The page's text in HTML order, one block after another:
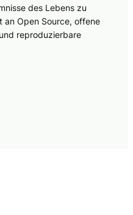
des Lebens zu
an Open Source, offene
reproduzierbare